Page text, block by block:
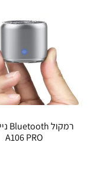
A106 PRO